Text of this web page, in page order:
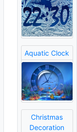
Aquatic Clock
Christmas
Decoration